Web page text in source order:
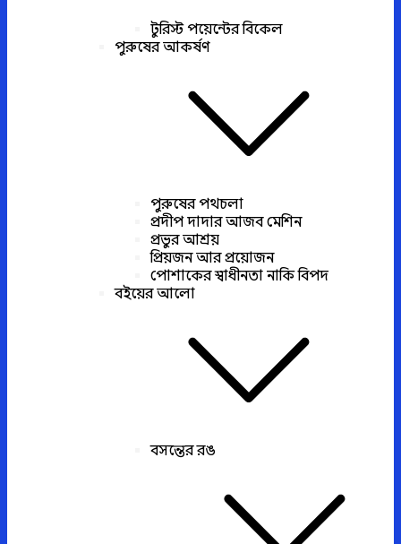
টুরিস্ট পয়েন্টের বিকেল
পুরুষের আকর্ষণ
পুরুষের পথচলা
প্রদীপ দাদার আজব মেশিন
প্রভুর আশ্রয়
প্রিয়জন আর প্রয়োজন
পোশাকের স্বাধীনতা নাকি বিপদ
বইয়ের আলো
বসন্তের রঙ